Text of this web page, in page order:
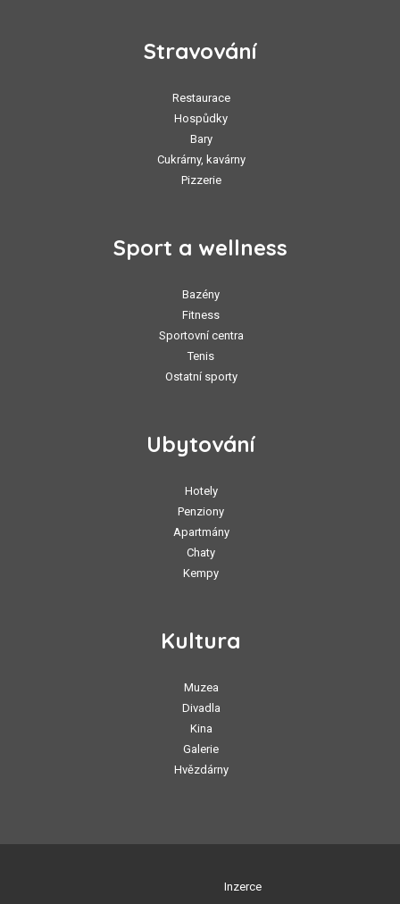
Stravování
Restaurace
Hospůdky
Bary
Cukrárny, kavárny
Pizzerie
Sport a wellness
Bazény
Fitness
Sportovní centra
Tenis
Ostatní sporty
Ubytování
Hotely
Penziony
Apartmány
Chaty
Kempy
Kultura
Muzea
Divadla
Kina
Galerie
Hvězdárny
Inzerce